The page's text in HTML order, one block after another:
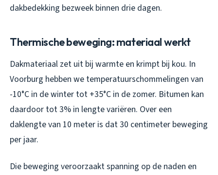
dakbedekking bezweek binnen drie dagen.
Thermische beweging: materiaal werkt
Dakmateriaal zet uit bij warmte en krimpt bij kou. In
Voorburg hebben we temperatuurschommelingen van
-10°C in de winter tot +35°C in de zomer. Bitumen kan
daardoor tot 3% in lengte variëren. Over een
daklengte van 10 meter is dat 30 centimeter beweging
per jaar.
Die beweging veroorzaakt spanning op de naden en